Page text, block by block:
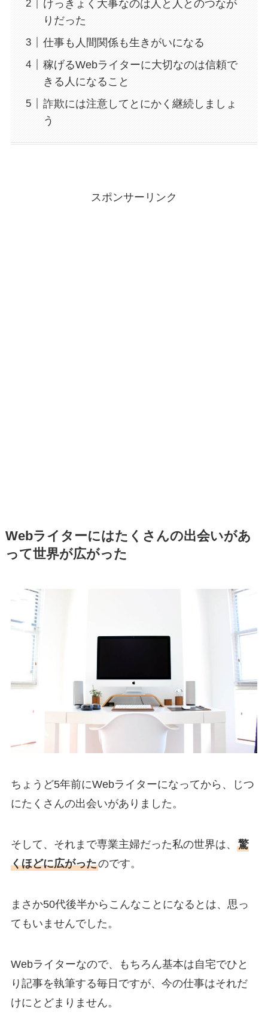
けっきょく大事なのは人と人とのつなが
りだった
仕事も人間関係も生きがいになる
稼げるWebライターに大切なのは信頼で
きる人になること
詐欺には注意してとにかく継続しましょ
う
スポンサーリンク
Webライターにはたくさんの出会いがあ
って世界が広がった
ちょうど5年前にWebライターになってから、じつ
にたくさんの出会いがありました。
そして、それまで専業主婦だった私の世界は、 驚
くほどに広がったのです。
まさか50代後半からこんなことになるとは、思っ
てもいませんでした。
Webライターなので、もちろん基本は自宅でひと
り記事を執筆する毎日ですが、今の仕事はそれだ
けにとどまりません。